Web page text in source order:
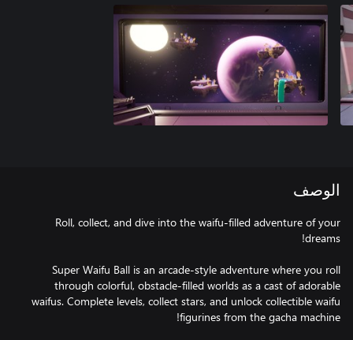
الوصف
Roll, collect, and dive into the waifu-filled adventure of your
Super Waifu Ball is an arcade-style adventure where you roll
through colorful, obstacle-filled worlds as a cast of adorable
waifus. Complete levels, collect stars, and unlock collectible waifu